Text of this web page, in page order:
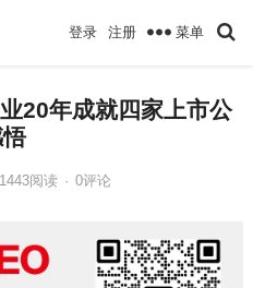
登录 注册 菜单
20年成就四家上市公
1443阅读 · 0评论